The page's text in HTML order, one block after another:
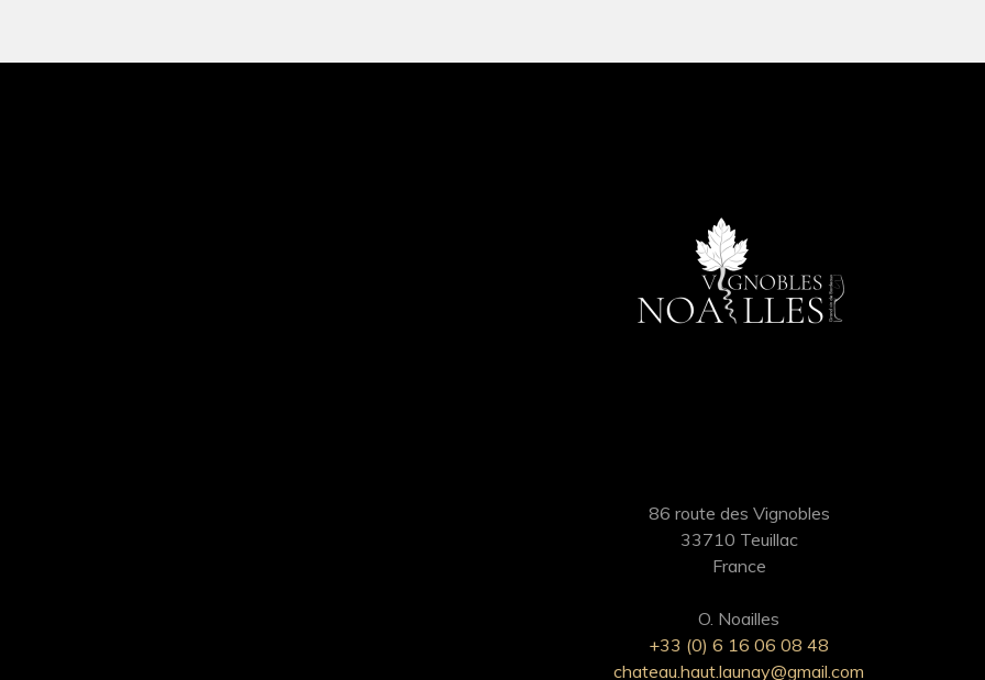
86 route des Vignobles
33710 Teuillac
France
O. Noailles
+33 (0) 6 16 06 08 48
chateau.haut.launay@gmail.com